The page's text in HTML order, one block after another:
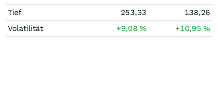
Tief
253,33
138,26
Volatilität
+9,08% +10,95%